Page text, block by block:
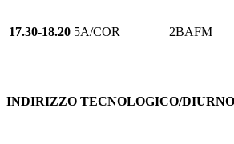
17.30-18.20 5A/COR 2BAFM
INDIRIZZO TECNOLOGICO/